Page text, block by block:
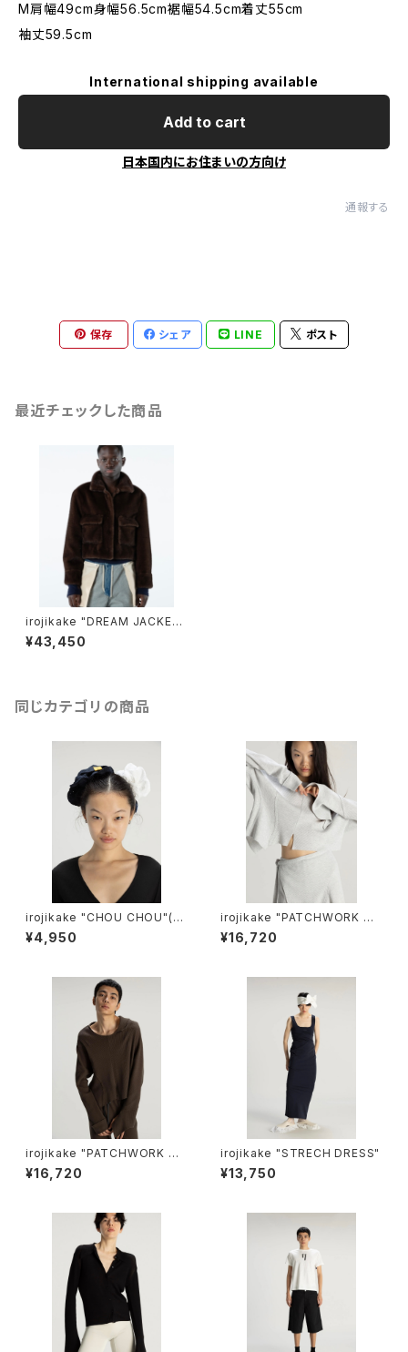
M肩幅49cm身幅56.5cm裾幅54.5cm着丈55cm
袖丈59.5cm
International shipping available
Add to cart
日本国内にお住まいの方向け
通報する
保存 シェア LINE ポスト
最近チェックした商品
irojikake "DREAM JACKET"
(BROWN)
¥43,450
同じカテゴリの商品
irojikake "CHOU CHOU"(W
HITE)
¥4,950
irojikake "PATCHWORK TO
PS"(ICE GLAY)
¥16,720
irojikake "PATCHWORK TO
PS"(CHARCOAL)
¥16,720
irojikake "STRECH DRESS"
¥13,750